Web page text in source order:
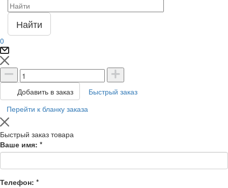
Найти
0
Добавить в заказ
Быстрый заказ
Перейти к бланку заказа
Быстрый заказ товара
Ваше имя: *
Телефон: *